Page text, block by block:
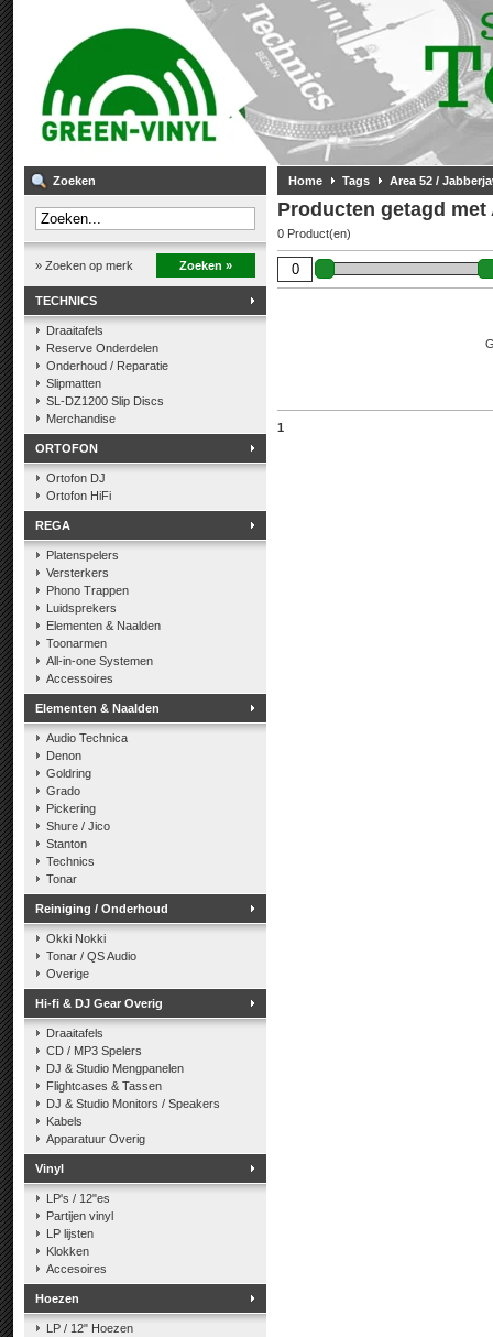
Zoeken
» Zoeken op merk Zoeken »
TECHNICS
Draaitafels
Reserve Onderdelen
Onderhoud / Reparatie
Slipmatten
SL-DZ1200 Slip Discs
Merchandise
ORTOFON
Ortofon DJ
Ortofon HiFi
REGA
Platenspelers
Versterkers
Phono Trappen
Luidsprekers
Elementen & Naalden
Toonarmen
All-in-one Systemen
Accessoires
Elementen & Naalden
Audio Technica
Denon
Goldring
Grado
Pickering
Shure / Jico
Stanton
Technics
Tonar
Reiniging / Onderhoud
Okki Nokki
Tonar / QS Audio
Overige
Hi-fi & DJ Gear Overig
Draaitafels
CD / MP3 Spelers
DJ & Studio Mengpanelen
Flightcases & Tassen
DJ & Studio Monitors / Speakers
Kabels
Apparatuur Overig
Vinyl
LP's / 12"es
Partijen vinyl
LP lijsten
Klokken
Accesoires
Hoezen
LP / 12" Hoezen
Home Tags Area 52 /
Producten getagd met
0 Product(en)
1